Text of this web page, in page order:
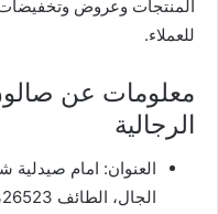
المنتجات وعروض
للعملاء.
الرجالية
العنوان: امام صيدلية
الجال، الطائف 26523، المملكة العربية السعودية.